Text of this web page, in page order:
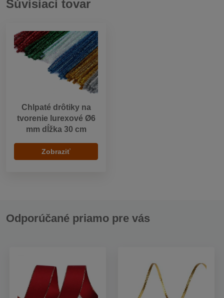
Súvisiaci tovar
Chlpaté drôtiky na
tvorenie lurexové Ø6
mm dĺžka 30 cm
Zobraziť
Odporúčané priamo pre vás